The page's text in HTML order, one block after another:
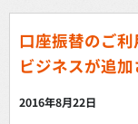
口座振替のご
ビジネスが追加
2016年8月22日